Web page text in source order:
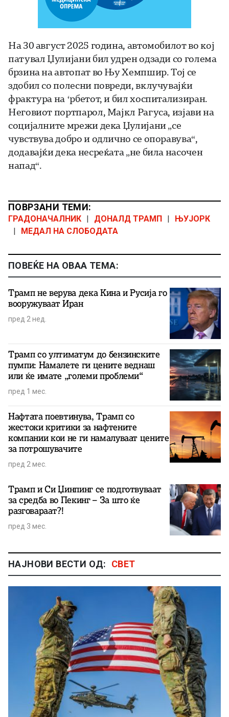
На 30 август 2025 година, автомобилот во кој
патувал Џулијани бил удрен одзади со голема
брзина на автопат во Њу Хемпшир. Тој се
здобил со полесни повреди, вклучувајќи
фрактура на ‘рбетот, и бил хоспитализиран.
Неговиот портпарол, Мајкл Рагуса, изјави на
социјалните мрежи дека Џулијани „се
чувствува добро и одлично се опоравува“,
додавајќи дека несреќата „не била насочен
напад“.
ПОВРЗАНИ ТЕМИ:
ГРАДОНАЧАЛНИК ДОНАЛД ТРАМП
ЊУЈОРК
МЕДАЛ НА СЛОБОДАТА
ПОВЕЌЕ НА ОВАА ТЕМА:
Трамп не верува дека Кина и Русија го
вооружуваат Иран
пред 2 нед.
Трамп со ултиматум до бензинските
пумпи: Намалете ги цените веднаш
или ќе имате „големи проблеми“
пред 1 мес.
Нафтата поевтинува, Трамп со
жестоки критики за нафтените
компании кои не ги намалуваат цените
за потрошувачите
пред 2 мес.
Трамп и Си Џинпинг се подготвуваат
за средба во Пекинг – За што ќе
разговараат?!
пред 3 мес.
НАЈНОВИ ВЕСТИ ОД: СВЕТ